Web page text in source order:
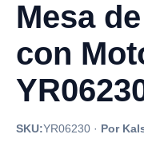
Mesa
con
SKU:YR06230 · Por